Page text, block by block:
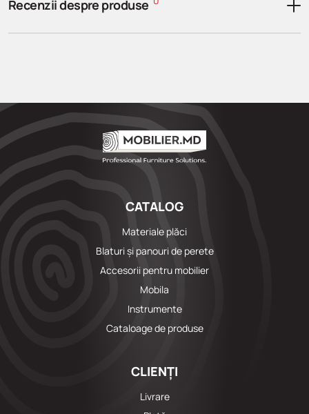
Recenzii despre produse
CATALOG
Materiale plăci
Blaturi și panouri de perete
Accesorii pentru mobilier
Mobila
Instrumente
Cataloage de produse
CLIENȚI
Livrare